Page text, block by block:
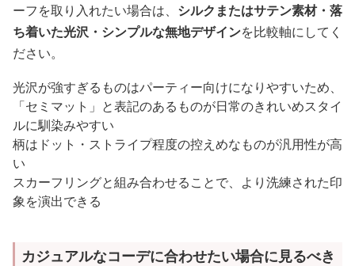
ーフを取り入れたい場合は、 シルクまたはサテン素材・落
ち着いた光沢・シンプルな無地デザインを比較軸にしてく
ださい。
光沢が強すぎるものはパーティー向けになりやすいため、
「セミマット」と表記のあるものが日常のきれいめスタイ
ルに馴染みやすい
柄はドット・ストライプ程度の控えめなものが汎用性が高
い
スカーフリングと組み合わせることで、より洗練された印
象を演出できる
カジュアルなコーデに合わせたい場合に見るべき